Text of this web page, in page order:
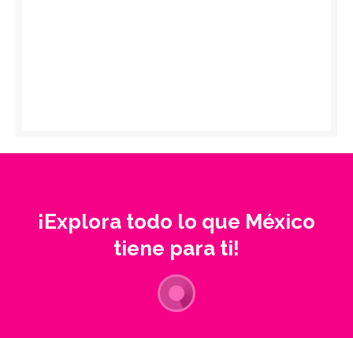
¡Explora todo lo que México
tiene para ti!